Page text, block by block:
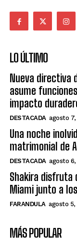
LO ÚLTIMO
Nueva directiva
asume
impacto
DESTACADA agosto
Una noche
matrimonial de
DESTACADA agosto
Shakira disfruta
Miami junto a
FARANDULA agosto 5,
MÁS POPULAR